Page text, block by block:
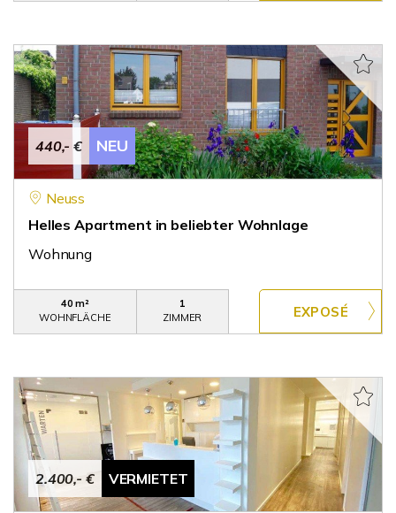
440,- € NEU
Neuss
Helles Apartment in beliebter Wohnlage
Wohnung
40 m²
WOHNFLÄCHE
1
ZIMMER
2.400,- € VERMIETET